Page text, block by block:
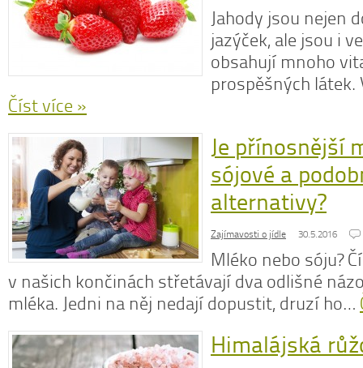
Jahody jsou nejen
jazýček, ale jsou i
obsahují mnoho
prospěšných
Číst více »
Je přínosnější
sójové a
alternativy?
Zajímavosti o jídle 30.5.2016
Mléko nebo sóju?
v našich končinách střetávají dva odlišné
mléka. Jedni na něj nedají dopustit, druzí ho…
Himalájská